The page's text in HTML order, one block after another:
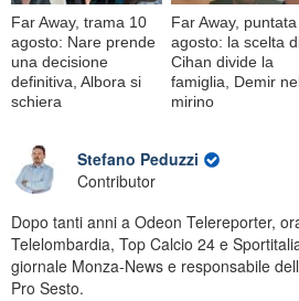
Far Away, trama 10
agosto: Nare prende
una decisione
definitiva, Albora si
schiera
Far Away, puntata
agosto: la scelta
Cihan divide la
famiglia, Demir
mirino
Stefano Peduzzi
Contributor
Dopo tanti anni a Odeon Telereporter,
Telelombardia, Top Calcio 24 e
giornale Monza-News e responsabile
Pro Sesto.